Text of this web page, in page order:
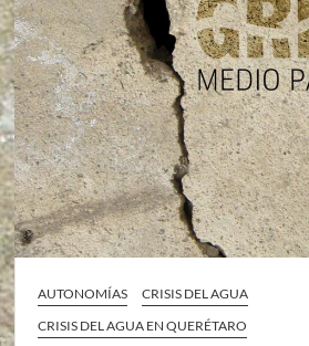
AUTONOMÍAS
CRISIS DEL AGUA
CRISIS DEL AGUA EN QUERÉTARO